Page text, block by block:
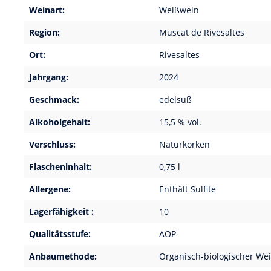
Weinart:
Weißwein
Region:
Muscat de Rivesaltes
Ort:
Rivesaltes
Jahrgang:
2024
Geschmack:
edelsüß
Alkoholgehalt:
15,5 % vol.
Verschluss:
Naturkorken
Flascheninhalt:
0,75 l
Allergene:
Enthält Sulfite
Lagerfähigkeit :
10
Qualitätsstufe:
AOP
Anbaumethode:
Organisch-biologischer